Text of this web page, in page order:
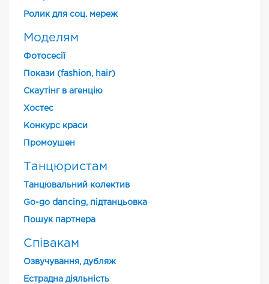
Ролик для соц. мереж
Моделям
Фотосесії
Покази (fashion, hair)
Скаутінг в агенцію
Хостес
Конкурс краси
Промоушен
Танцюристам
Танцювальний колектив
Go-go dancing, підтанцьовка
Пошук партнера
Співакам
Озвучування, дубляж
Естрадна діяльність